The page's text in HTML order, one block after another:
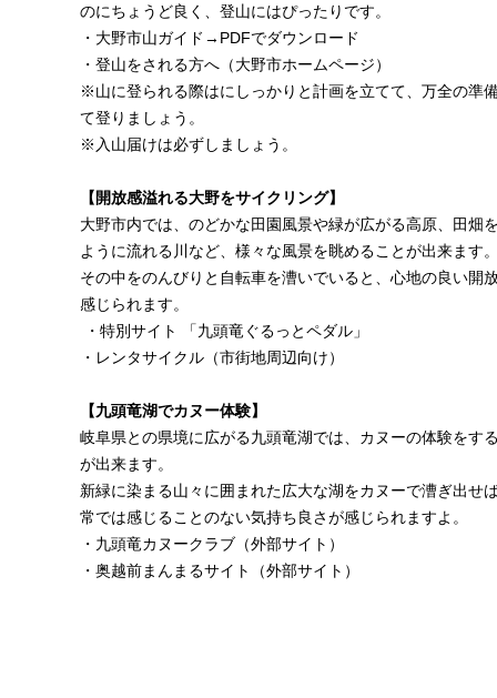
のにちょうど良く、登山にはぴったりです。
・大野市山ガイド→ PDFでダウンロード
・ 登山をされる方へ （大野市ホームページ）
※山に登られる際はにしっかりと計画を立てて、万全の準
て登りましょう。
※入山届けは必ずしましょう。
【開放感溢れる大野をサイクリング】
大野市内では、のどかな田園風景や緑が広がる高原、田畑
ように流れる川など、様々な風景を眺めることが出来ます
その中をのんびりと自転車を漕いでいると、心地の良い開
感じられます。
・特別サイト
「九頭竜ぐるっとペダル」
・ レンタサイクル （市街地周辺向け）
【九頭竜湖でカヌー体験】
岐阜県との県境に広がる九頭竜湖では、カヌーの体験をす
が出来ます。
新緑に染まる山々に囲まれた広大な湖をカヌーで漕ぎ出せ
常では感じることのない気持ち良さが感じられますよ。
・ 九頭竜カヌークラブ （外部サイト）
・ 奥越前まんまるサイト （外部サイト）